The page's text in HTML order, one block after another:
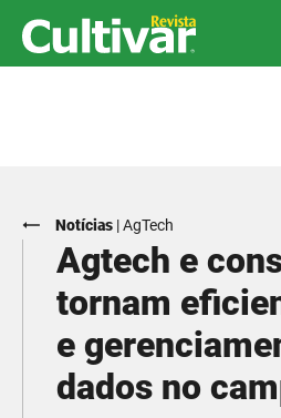
Notícias |AgTech
Agtech e
tornam
e
dados no